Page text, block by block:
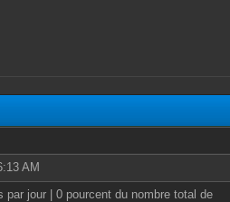
AM
par jour | 0 pourcent du nombre total de